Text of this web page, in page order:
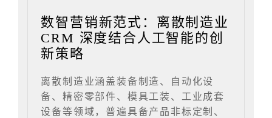
数智营销新范式：离散制造业
CRM 深度结合人工智能的创
新策略
离散制造业涵盖装备制造、自动化设
备、精密零部件、模具工装、工业成套
设备等领域，普遍具备产品非标定制、